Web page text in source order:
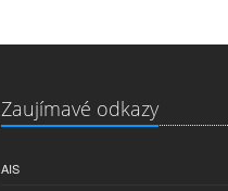
Zaujímavé odkazy
AIS